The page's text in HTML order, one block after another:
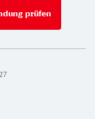
prüfen